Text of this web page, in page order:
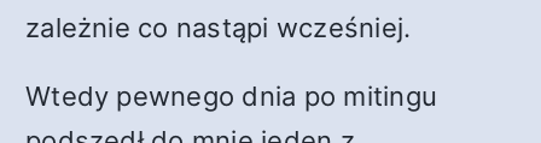
zależnie co nastąpi wcześniej.
Wtedy pewnego dnia po mitingu